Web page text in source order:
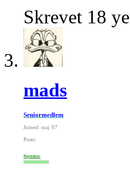
Skrevet 18
mads
Seniormedlem
Joined: maj '07
Posts:
Reputation: